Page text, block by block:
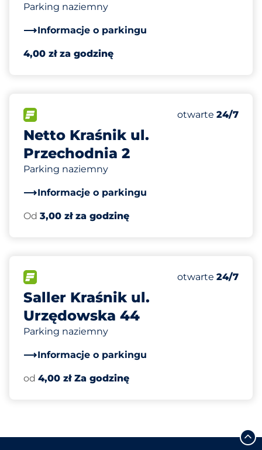
Parking naziemny
Informacje o parkingu
4,00 zł za godzinę
Netto Kraśnik ul.
Przechodnia 2
Parking naziemny
Informacje o parkingu
Liczba miejsc
Całkowita
Sobota
otwarte 24/7
Od 3,00 zł za godzinę
Saller Kraśnik ul.
Urzędowska 44
Parking naziemny
Informacje o parkingu
Liczba miejsc
Całkowita
Sobota
otwarte 24/7
od 4,00 zł Za godzinę